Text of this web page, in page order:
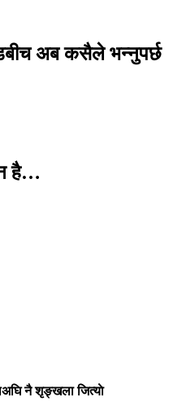
अब कसैले भन्नुपर्छ
है…
नै शृङ्खला जित्याे